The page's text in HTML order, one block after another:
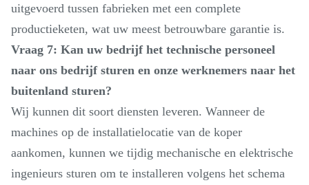
uitgevoerd tussen fabrieken met een complete
productieketen, wat uw meest betrouwbare garantie is.
Vraag 7: Kan uw bedrijf het technische personeel
naar ons bedrijf sturen en onze werknemers naar het
buitenland sturen?
Wij kunnen dit soort diensten leveren. Wanneer de
machines op de installatielocatie van de koper
aankomen, kunnen we tijdig mechanische en elektrische
ingenieurs sturen om te installeren volgens het schema